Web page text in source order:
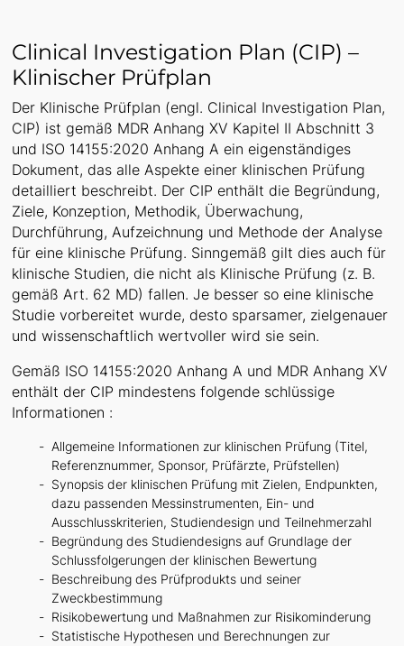
Clinical Investigation Plan (CIP) –
Klinischer Prüfplan
Der Klinische Prüfplan (engl. Clinical Investigation Plan,
CIP) ist gemäß MDR Anhang XV Kapitel II Abschnitt 3
und ISO 14155:2020 Anhang A ein eigenständiges
Dokument, das alle Aspekte einer klinischen Prüfung
detailliert beschreibt. Der CIP enthält die Begründung,
Ziele, Konzeption, Methodik, Überwachung,
Durchführung, Aufzeichnung und Methode der Analyse
für eine klinische Prüfung. Sinngemäß gilt dies auch für
klinische Studien, die nicht als Klinische Prüfung (z. B.
gemäß Art. 62 MD) fallen. Je besser so eine klinische
Studie vorbereitet wurde, desto sparsamer, zielgenauer
und wissenschaftlich wertvoller wird sie sein.
Gemäß ISO 14155:2020 Anhang A und MDR Anhang XV
enthält der CIP mindestens folgende schlüssige
Informationen :
Allgemeine Informationen zur klinischen Prüfung (Titel,
Referenznummer, Sponsor, Prüfärzte, Prüfstellen)
Synopsis der klinischen Prüfung mit Zielen, Endpunkten,
dazu passenden Messinstrumenten, Ein- und
Ausschlusskriterien, Studiendesign und Teilnehmerzahl
Begründung des Studiendesigns auf Grundlage der
Schlussfolgerungen der klinischen Bewertung
Beschreibung des Prüfprodukts und seiner
Zweckbestimmung
Risikobewertung und Maßnahmen zur Risikominderung
Statistische Hypothesen und Berechnungen zur